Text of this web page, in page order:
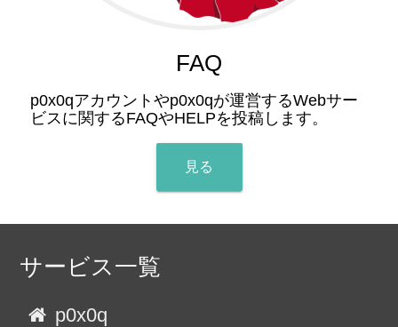
FAQ
p0x0qアカウントやp0x0qが運営するWebサー
ビスに関するFAQやHELPを投稿します。
見る
サービス一覧
p0x0q